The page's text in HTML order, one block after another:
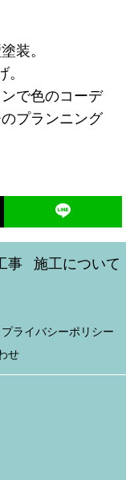
装。
で色のコーデ
プランニング
事
施工について
プライバシーポリシー
せ